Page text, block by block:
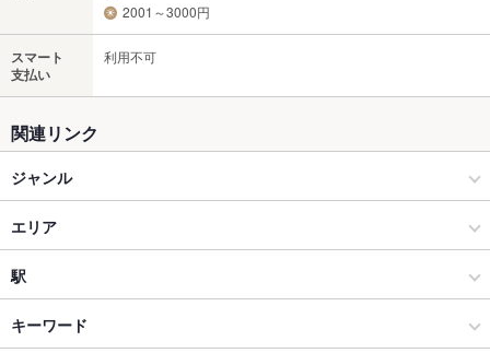
2001～3000円
スマート
支払い
利用不可
関連リンク
ジャンル
居酒屋
洋・和洋・各国料理・その他
大宮・さいたま新都心 × 居酒屋
エリア
大宮駅
大宮駅 × 居酒屋
駅
大宮駅
キーワード